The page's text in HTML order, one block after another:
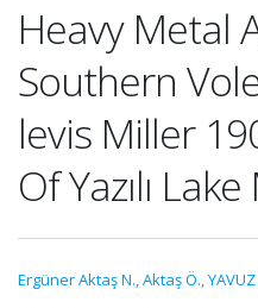
Heavy Metal
Southern
levis Miller
Of Yazılı
Ergüner Aktaş N.,Aktaş Ö.,